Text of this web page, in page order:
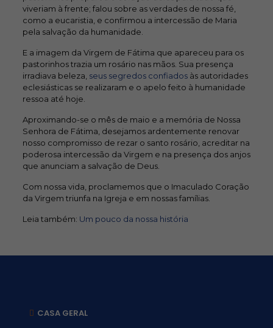
viveriam à frente; falou sobre as verdades de nossa fé,
como a eucaristia, e confirmou a intercessão de Maria
pela salvação da humanidade.
E a imagem da Virgem de Fátima que apareceu para os
pastorinhos trazia um rosário nas mãos. Sua presença
irradiava beleza, seus segredos confiadosàs autoridades
eclesiásticas se realizaram e o apelo feito à humanidade
ressoa até hoje.
Aproximando-se o mês de maio e a memória de Nossa
Senhora de Fátima, desejamos ardentemente renovar
nosso compromisso de rezar o santo rosário, acreditar na
poderosa intercessão da Virgem e na presença dos anjos
que anunciam a salvação de Deus.
Com nossa vida, proclamemos que o Imaculado Coração
da Virgem triunfa na Igreja e em nossas famílias.
Leia também: Um pouco da nossa história
CASA GERAL